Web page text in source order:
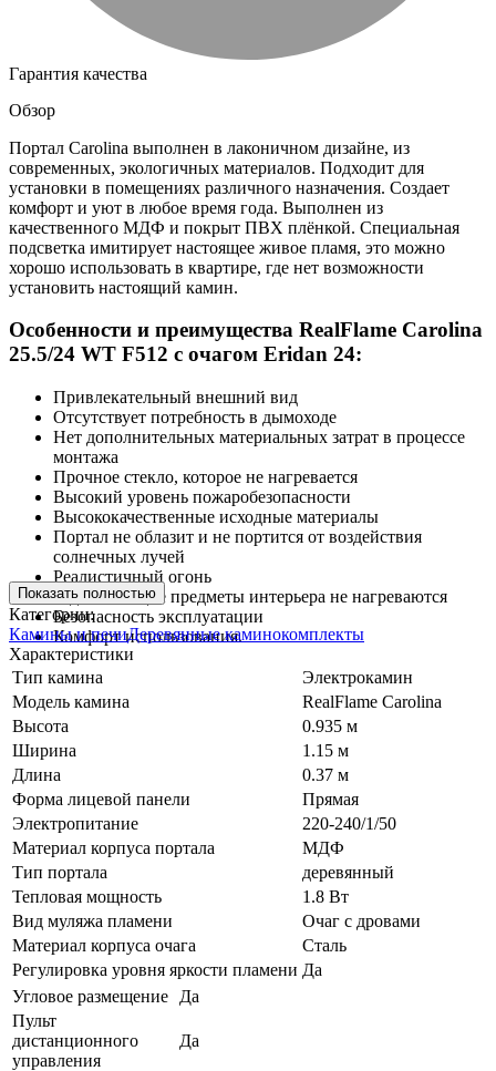
Гарантия качества
Обзор
Портал Carolina выполнен в лаконичном дизайне, из
современных, экологичных материалов. Подходит для
установки в помещениях различного назначения. Создает
комфорт и уют в любое время года. Выполнен из
качественного МДФ и покрыт ПВХ плёнкой. Специальная
подсветка имитирует настоящее живое пламя, это можно
хорошо использовать в квартире, где нет возможности
установить настоящий камин.
Особенности и преимущества RealFlame Carolina
25.5/24 WT F512 с очагом Eridan 24:
Привлекательный внешний вид
Отсутствует потребность в дымоходе
Нет дополнительных материальных затрат в процессе
монтажа
Прочное стекло, которое не нагревается
Высокий уровень пожаробезопасности
Высококачественные исходные материалы
Портал не облазит и не портится от воздействия
солнечных лучей
Реалистичный огонь
Рядом стоящие предметы интерьера не нагреваются
Безопасность эксплуатации
Комфорт использования.
Показать полностью
Категории:
Камины и печиДеревянные каминокомплекты
Характеристики
Тип камина
Электрокамин
Модель камина
RealFlame Carolina
Высота
0.935 м
Ширина
1.15 м
Длина
0.37 м
Форма лицевой панели
Прямая
Электропитание
220-240/1/50
Материал корпуса портала
МДФ
Тип портала
деревянный
Тепловая мощность
1.8 Вт
Вид муляжа пламени
Очаг с дровами
Материал корпуса очага
Сталь
Регулировка уровня яркости пламени Да
Угловое размещение
Да
Пульт
дистанционного
управления
Да